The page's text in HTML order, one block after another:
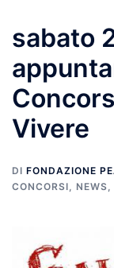
sabato
Vivere
DI FONDAZIONE
CONCORSI, NEWS,